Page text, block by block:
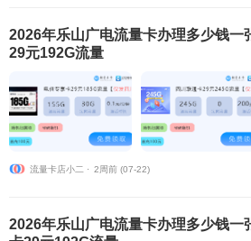
2026年乐山广电流量卡办理多少钱一
29元192G流量
流量卡店小二 ⋅ 2周前 (07-22)
2026年乐山广电流量卡办理多少钱一